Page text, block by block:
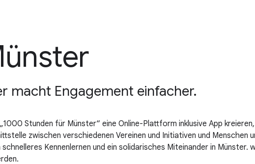
macht Engagement einfacher.
Stunden für Münster“ eine Online-Plattform inklusive App
zwischen verschiedenen Vereinen und Initiativen und
Kennenlernen und ein solidarisches Miteinander in Münster.